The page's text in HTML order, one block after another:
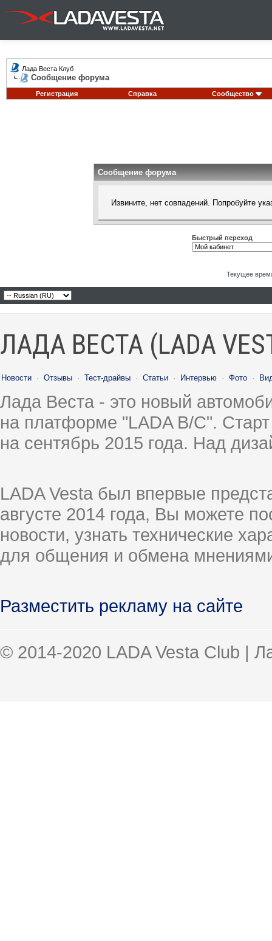
Лада Веста Клуб
Сообщение форума
Регистрация Справка Сообщество
Сообщение форума
Извините, нет совпадений. Попробуйте
Быстрый переход
Текущее
ЛАДА ВЕСТА (LADA
Новости · Отзывы · Тест-драйвы · Статьи · Интервью · Фото ·
Лада Веста - это новый
на платформе "LADA B/C".
на сентябрь 2015 года. Над
LADA Vesta был впервые
августе 2014 года, Вы можете
новости, узнать технические
для общения и обмена
Разместить рекламу на сайте
© 2014-2020 LADA Vesta Club |